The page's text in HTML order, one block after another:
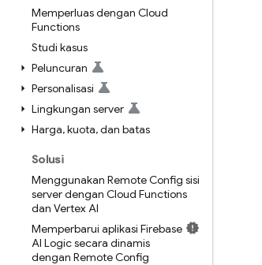
Memperluas dengan Cloud
Functions
Studi kasus
Peluncuran
Personalisasi
Lingkungan server
Harga,kuota,dan batas
Solusi
Menggunakan Remote Config sisi
server dengan Cloud Functions
dan Vertex AI
Memperbarui aplikasi Firebase
AI Logic secara dinamis
dengan Remote Config